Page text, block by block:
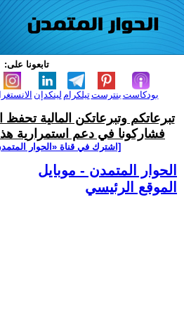
تابعونا على:
لينكدإن تيلكرامبنترست بودكاست
تبرعاتكم وتبرعاتكن المالية تحفظ
فشاركونا في دعم استمرارية
[اشترك في قناة ‫«الحوار
الحوار المتمدن - موبايل
الموقع الرئيسي